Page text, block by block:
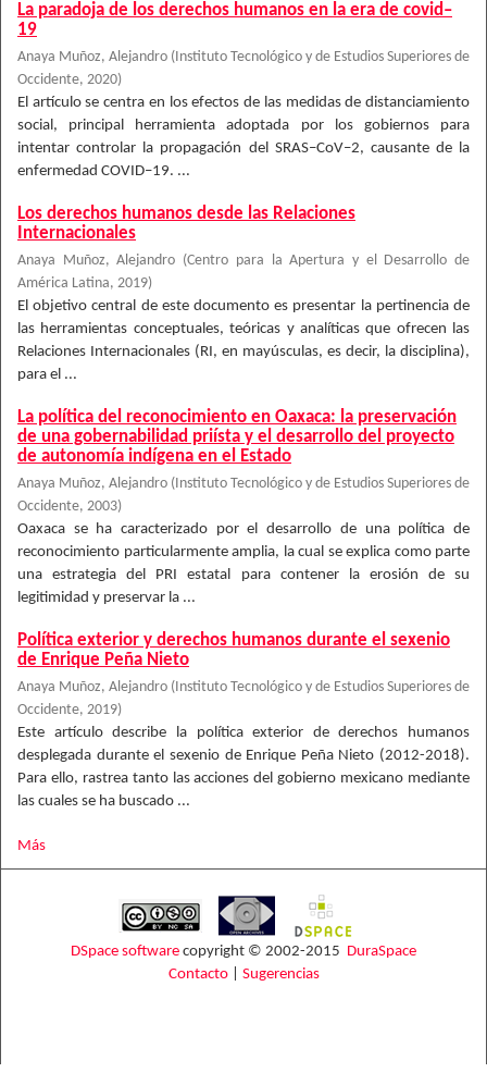
La paradoja de los derechos humanos en la era de covid–
19
Anaya Muñoz, Alejandro ( Instituto Tecnológico y de Estudios Superiores de
Occidente, 2020)
El artículo se centra en los efectos de las medidas de distanciamiento
social, principal herramienta adoptada por los gobiernos para
intentar controlar la propagación del SRAS–CoV–2, causante de la
enfermedad COVID–19. ...
Los derechos humanos desde las Relaciones
Internacionales
Anaya Muñoz, Alejandro (Centro para la Apertura y el Desarrollo de
América Latina, 2019)
El objetivo central de este documento es presentar la pertinencia de
las herramientas conceptuales, teóricas y analíticas que ofrecen las
Relaciones Internacionales (RI, en mayúsculas, es decir, la disciplina),
para el ...
La política del reconocimiento en Oaxaca: la preservación
de una gobernabilidad priísta y el desarrollo del proyecto
de autonomía indígena en el Estado
Anaya Muñoz, Alejandro ( Instituto Tecnológico y de Estudios Superiores de
Occidente, 2003)
Oaxaca se ha caracterizado por el desarrollo de una política de
reconocimiento particularmente amplia, la cual se explica como parte
una estrategia del PRI estatal para contener la erosión de su
legitimidad y preservar la ...
Política exterior y derechos humanos durante el sexenio
de Enrique Peña Nieto
Anaya Muñoz, Alejandro ( Instituto Tecnológico y de Estudios Superiores de
Occidente, 2019)
Este artículo describe la política exterior de derechos humanos
desplegada durante el sexenio de Enrique Peña Nieto (2012-2018).
Para ello, rastrea tanto las acciones del gobierno mexicano mediante
las cuales se ha buscado ...
Más
DSpace software copyright © 2002-2015 DuraSpace
Contacto| Sugerencias